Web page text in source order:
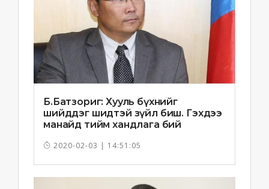
Б.Батзориг: Хууль бүхнийг
шийддэг шидтэй зүйл биш. Гэхдээ
манайд тийм хандлага бий
2020-02-03 | 14:51:05